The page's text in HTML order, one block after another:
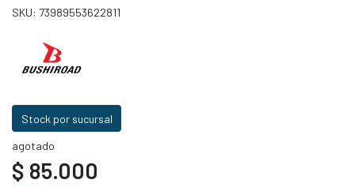
SKU: 73989553622811
Stock por sucursal
agotado
$ 85.000